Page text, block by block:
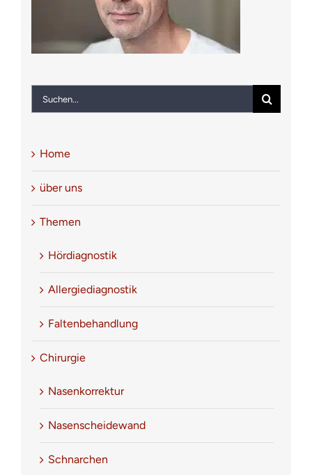
Suche
nach:
Home
über uns
Themen
Hördiagnostik
Allergiediagnostik
Faltenbehandlung
Chirurgie
Nasenkorrektur
Nasenscheidewand
Schnarchen